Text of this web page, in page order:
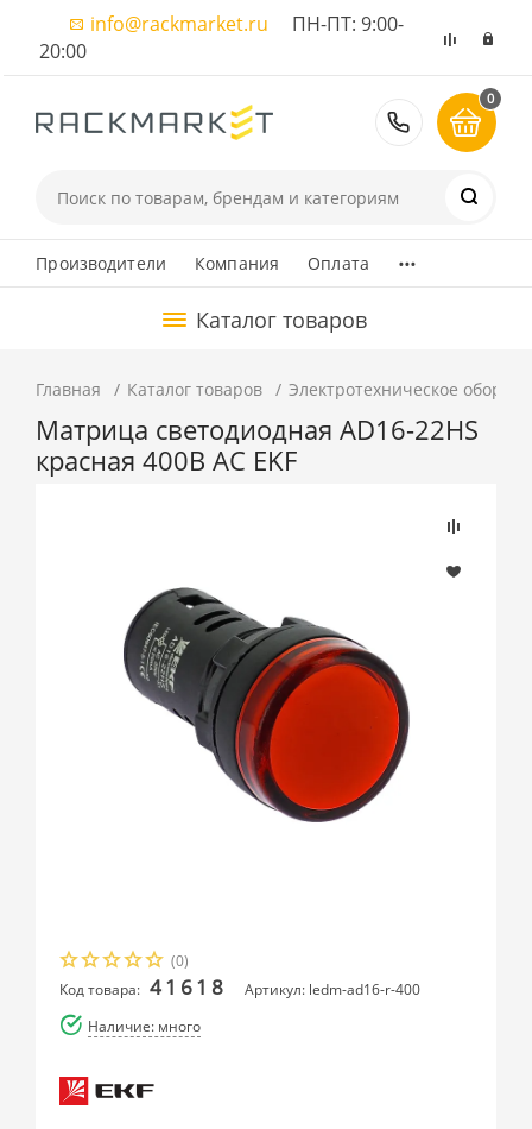
info@rackmarket.ru ПН-ПТ: 9:00-
20:00
8 (495)
0
Производители Компания Оплата ...
Каталог товаров
Главная Каталог товаров Электротехническое
Матрица светодиодная AD16-22HS
красная 400В AC EKF
(0)
Код товара: 41618
Артикул: ledm-ad16-r-400
Наличие: много